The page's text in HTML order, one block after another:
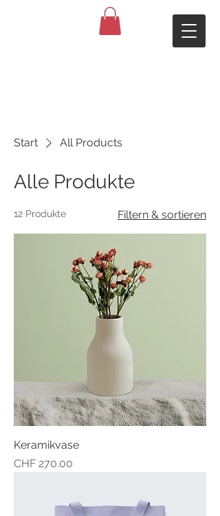
Start All Products
Alle Produkte
12 Produkte Filtern & sortieren
Keramikvase
Preis
CHF 270.00